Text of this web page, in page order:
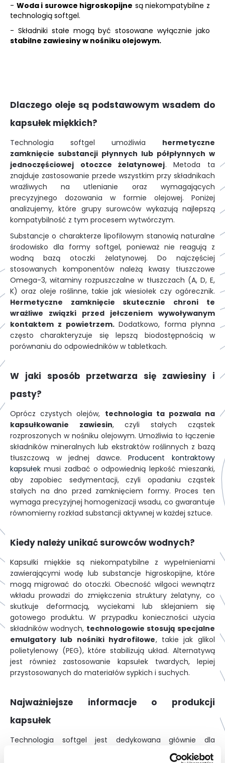
- Woda i surowce higroskopijne są niekompatybilne z
technologią softgel.
- Składniki stałe mogą być stosowane wyłącznie jako
stabilne zawiesiny w nośniku olejowym.
Dlaczego oleje są podstawowym wsadem do
kapsułek miękkich?
Technologia softgel umożliwia hermetyczne
zamknięcie substancji płynnych lub półpłynnych w
jednoczęściowej otoczce żelatynowej. Metoda ta
znajduje zastosowanie przede wszystkim przy składnikach
wrażliwych na utlenianie oraz wymagających
precyzyjnego dozowania w formie olejowej. Poniżej
analizujemy, które grupy surowców wykazują najlepszą
kompatybilność z tym procesem wytwórczym.
Substancje o charakterze lipofilowym stanowią naturalne
środowisko dla formy softgel, ponieważ nie reagują z
wodną bazą otoczki żelatynowej. Do najczęściej
stosowanych komponentów należą kwasy tłuszczowe
Omega-3, witaminy rozpuszczalne w tłuszczach (A, D, E,
K) oraz oleje roślinne, takie jak wiesiołek czy ogórecznik.
Hermetyczne zamknięcie skutecznie chroni te
wrażliwe związki przed jełczeniem wywoływanym
kontaktem z powietrzem.Dodatkowo, forma płynna
często charakteryzuje się lepszą biodostępnością w
porównaniu do odpowiedników w tabletkach.
W jaki sposób przetwarza się zawiesiny i
pasty?
Oprócz czystych olejów, technologia ta pozwala na
kapsułkowanie zawiesin, czyli stałych cząstek
rozproszonych w nośniku olejowym. Umożliwia to łączenie
składników mineralnych lub ekstraktów roślinnych z bazą
tłuszczową w jednej dawce.Producent kontraktowy
kapsułek musi zadbać o odpowiednią lepkość mieszanki,
aby zapobiec sedymentacji, czyli opadaniu cząstek
stałych na dno przed zamknięciem formy. Proces ten
wymaga precyzyjnej homogenizacji wsadu, co gwarantuje
równomierny rozkład substancji aktywnej w każdej sztuce.
Kiedy należy unikać surowców wodnych?
Kapsułki miękkie są niekompatybilne z wypełnieniami
zawierającymi wodę lub substancje higroskopijne, które
mogą migrować do otoczki. Obecność wilgoci wewnątrz
wkładu prowadzi do zmiękczenia struktury żelatyny, co
skutkuje deformacją, wyciekami lub sklejaniem się
gotowego produktu. W przypadku konieczności użycia
składników wodnych, technologowie stosują specjalne
emulgatory lub nośniki hydrofilowe, takie jak glikol
polietylenowy (PEG), które stabilizują układ. Alternatywą
jest również zastosowanie kapsułek twardych, lepiej
przystosowanych do materiałów sypkich i suchych.
Najważniejsze informacje o produkcji
kapsułek
Technologia softgel jest dedykowana głównie dla
substancji płynnych, olejów oraz zawiesin lipofilowych,